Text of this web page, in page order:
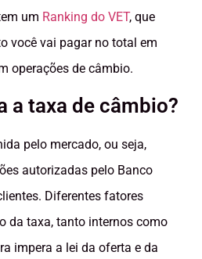
um Ranking do VET, que
você vai pagar no total em
operações de câmbio.
a taxa de câmbio?
pelo mercado, ou seja,
autorizadas pelo Banco
Diferentes fatores
da taxa, tanto internos como
impera a lei da oferta e da